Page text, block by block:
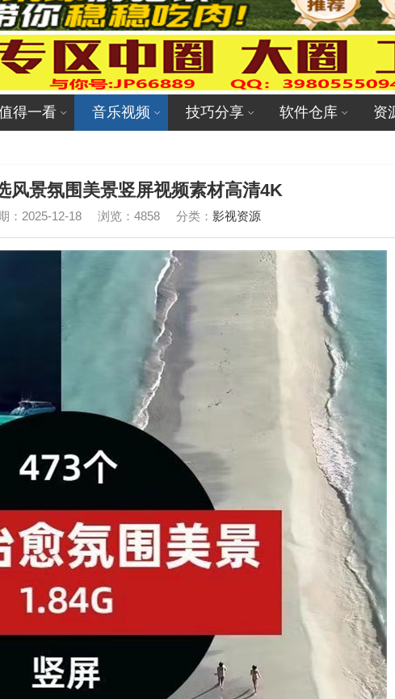
得一看 音乐视频 技巧分享 软件仓库 资
风景氛围美景竖屏视频素材高清4K
：2025-12-18 浏览：4858 分类：影视资源